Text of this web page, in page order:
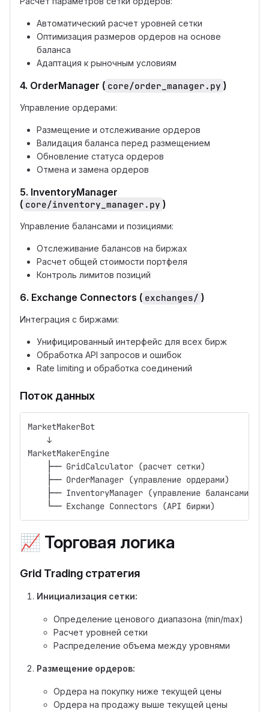
Автоматический расчет уровней сетки
Оптимизация размеров ордеров на основе
баланса
Адаптация к рыночным условиям
4. OrderManager ( core/order_manager.py )
Управление ордерами:
Размещение и отслеживание ордеров
Валидация баланса перед размещением
Обновление статуса ордеров
Отмена и замена ордеров
5. InventoryManager
( core/inventory_manager.py )
Управление балансами и позициями:
Отслеживание балансов на биржах
Расчет общей стоимости портфеля
Контроль лимитов позиций
6. Exchange Connectors ( exchanges/ )
Интеграция с биржами:
Унифицированный интерфейс для всех бирж
Обработка API запросов и ошибок
Rate limiting и обработка соединений
Поток данных
MarketMakerBot
    ↓
MarketMakerEngine
    ├── GridCalculator (расчет сетки)
    ├── OrderManager (управление ордерами)
    ├── InventoryManager (управление балансами)
    └── Exchange Connectors (API биржи)
📈 Торговая логика
Grid Trading стратегия
Инициализация сетки:
Определение ценового диапазона (min/max)
Расчет уровней сетки
Распределение объема между уровнями
Размещение ордеров:
Ордера на покупку ниже текущей цены
Ордера на продажу выше текущей цены